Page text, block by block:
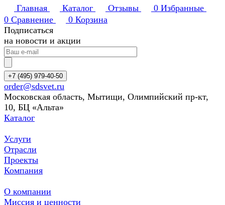
Главная Каталог Отзывы 0 Избранные
0 Сравнение 0 Корзина
Подписаться
на новости и акции
+7 (495) 979-40-50
order@sdsvet.ru
Московская область, Мытищи, Олимпийский пр-кт,
10, БЦ «Альта»
Каталог
Услуги
Отрасли
Проекты
Компания
О компании
Миссия и ценности